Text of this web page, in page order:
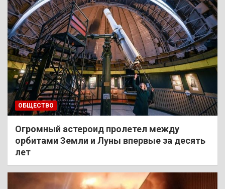
ОБЩЕСТВО
Огромный астероид пролетел между
орбитами Земли и Луны впервые за десять
лет